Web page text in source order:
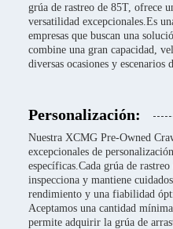
grúa de rastreo de 85T, ofrece
versatilidad excepcionales.Es
empresas que buscan una
combine una gran capacidad,
diversas ocasiones y escenarios
Personalización:
Nuestra XCMG Pre-Owned
excepcionales de
específicas.Cada grúa de
inspecciona y mantiene
rendimiento y una fiabilidad
Aceptamos una cantidad
permite adquirir la grúa de